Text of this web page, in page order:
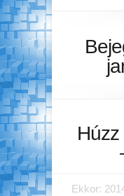
Ekkor: